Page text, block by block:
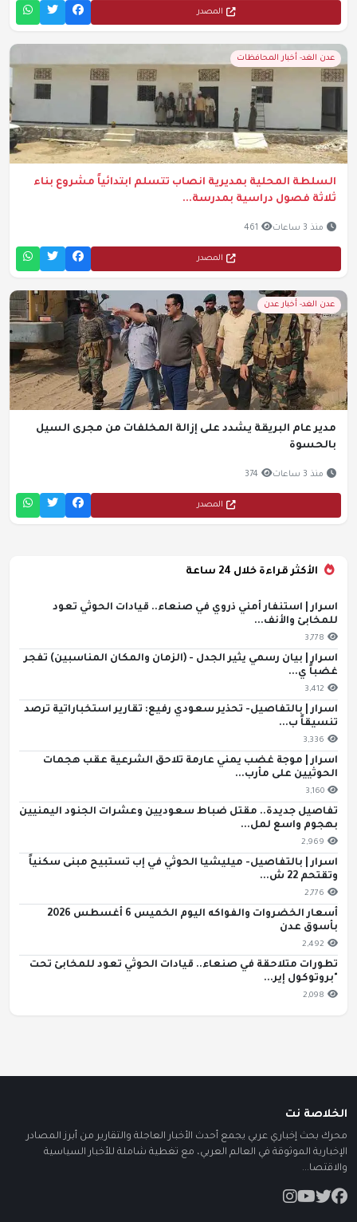
المصدر
عدن الغد- أخبار المحافظات
السلطة المحلية بمديرية انصاب تتسلم ابتدائياً مشروع بناء
ثلاثة فصول دراسية بمدرسة...
منذ 3 ساعات 461
المصدر
عدن الغد- أخبار عدن
مدير عام البريقة يشدد على إزالة المخلفات من مجرى السيل
بالحسوة
منذ 3 ساعات 374
المصدر
الأكثر قراءة خلال 24 ساعة
اسرار | استنفار أمني ذروي في صنعاء.. قيادات الحوثي تعود
للمخابئ والأنف...
3,778
اسرار | بيان رسمي يثير الجدل - (الزمان والمكان المناسبين) تفجر
غضباً ي...
3,412
اسرار | بالتفاصيل- تحذير سعودي رفيع: تقارير استخباراتية ترصد
تنسيقاً ب...
3,336
اسرار | موجة غضب يمني عارمة تلاحق الشرعية عقب هجمات
الحوثيين على مأرب...
3,160
تفاصيل جديدة.. مقتل ضباط سعوديين وعشرات الجنود اليمنيين
بهجوم واسع لمل...
2,969
اسرار | بالتفاصيل- ميليشيا الحوثي في إب تستبيح مبنى سكنياً
وتقتحم 22 ش...
2,776
أسعار الخضروات والفواكه اليوم الخميس 6 أغسطس 2026
بأسوق عدن
2,492
تطورات متلاحقة في صنعاء.. قيادات الحوثي تعود للمخابئ تحت
"بروتوكول إير...
2,098
الخلاصة نت
محرك بحث إخباري عربي يجمع أحدث الأخبار العاجلة والتقارير من أبرز المصادر
الإخبارية الموثوقة في العالم العربي، مع تغطية شاملة للأخبار السياسية
والاقتصا...